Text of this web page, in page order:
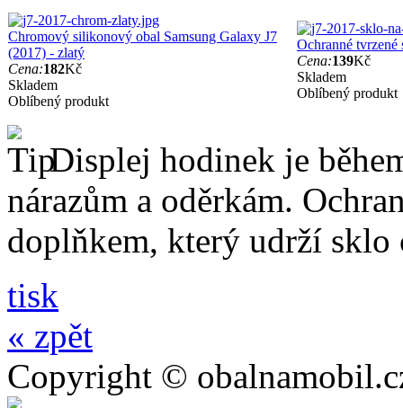
Chromový silikonový obal Samsung Galaxy J7
(2017) - zlatý
Cena:182Kč
Skladem
Oblíbený produkt
Ochranné
Cena:139Kč
Skladem
Oblíbený produkt
Displej hodinek je
nárazům a oděrkám.
doplňkem, který udrží sklo
tisk
« zpět
Copyright ©